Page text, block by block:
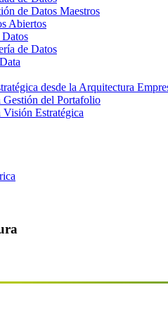
de Datos Maestros
Abiertos
de Datos
desde la Arquitectura
del Portafolio
Estratégica